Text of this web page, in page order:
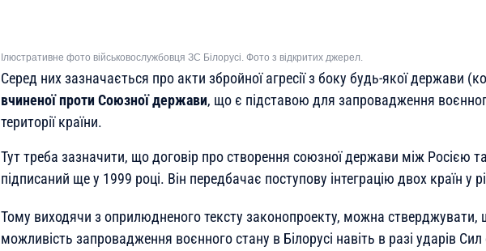
Ілюстративне фото військовослужбовця ЗС Білорусі. Фото з відкритих джерел.
Серед них зазначається про акти збройної агресії з боку будь-якої держави
вчиненої протиСоюзної держави, що є підставою для запровадження
території країни.
Тут треба зазначити, що договір про створення союзної держави між Росією
підписаний ще у 1999 році. Він передбачає поступову інтеграцію двох країн у
Тому виходячи з оприлюдненого тексту законопроекту, можна стверджувати,
можливість запровадження воєнного стану в Білорусі навіть в разі ударів